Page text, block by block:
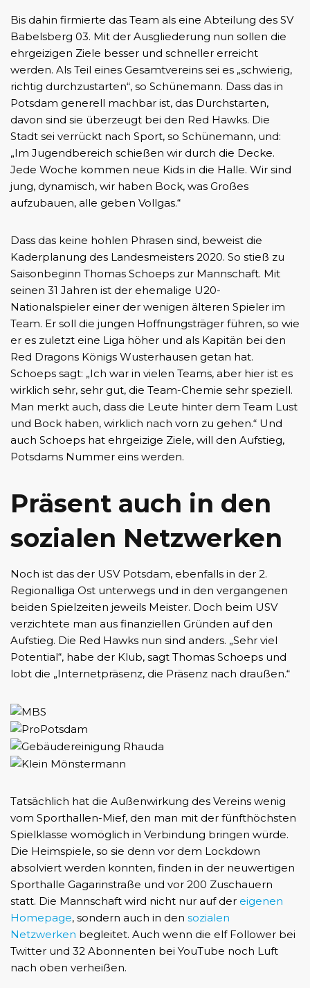
Bis dahin firmierte das Team als eine Abteilung des SV
Babelsberg 03. Mit der Ausgliederung nun sollen die
ehrgeizigen Ziele besser und schneller erreicht
werden. Als Teil eines Gesamtvereins sei es „schwierig,
richtig durchzustarten“, so Schünemann. Dass das in
Potsdam generell machbar ist, das Durchstarten,
davon sind sie überzeugt bei den Red Hawks. Die
Stadt sei verrückt nach Sport, so Schünemann, und:
„Im Jugendbereich schießen wir durch die Decke.
Jede Woche kommen neue Kids in die Halle. Wir sind
jung, dynamisch, wir haben Bock, was Großes
aufzubauen, alle geben Vollgas.“
Dass das keine hohlen Phrasen sind, beweist die
Kaderplanung des Landesmeisters 2020. So stieß zu
Saisonbeginn Thomas Schoeps zur Mannschaft. Mit
seinen 31 Jahren ist der ehemalige U20-
Nationalspieler einer der wenigen älteren Spieler im
Team. Er soll die jungen Hoffnungsträger führen, so wie
er es zuletzt eine Liga höher und als Kapitän bei den
Red Dragons Königs Wusterhausen getan hat.
Schoeps sagt: „Ich war in vielen Teams, aber hier ist es
wirklich sehr, sehr gut, die Team-Chemie sehr speziell.
Man merkt auch, dass die Leute hinter dem Team Lust
und Bock haben, wirklich nach vorn zu gehen.“ Und
auch Schoeps hat ehrgeizige Ziele, will den Aufstieg,
Potsdams Nummer eins werden.
Präsent auch in den
sozialen Netzwerken
Noch ist das der USV Potsdam, ebenfalls in der 2.
Regionalliga Ost unterwegs und in den vergangenen
beiden Spielzeiten jeweils Meister. Doch beim USV
verzichtete man aus finanziellen Gründen auf den
Aufstieg. Die Red Hawks nun sind anders. „Sehr viel
Potential“, habe der Klub, sagt Thomas Schoeps und
lobt die „Internetpräsenz, die Präsenz nach draußen.“
Tatsächlich hat die Außenwirkung des Vereins wenig
vom Sporthallen-Mief, den man mit der fünfthöchsten
Spielklasse womöglich in Verbindung bringen würde.
Die Heimspiele, so sie denn vor dem Lockdown
absolviert werden konnten, finden in der neuwertigen
Sporthalle Gagarinstraße und vor 200 Zuschauern
statt. Die Mannschaft wird nicht nur auf der eigenen
Homepage, sondern auch in den sozialen
Netzwerken begleitet. Auch wenn die elf Follower bei
Twitter und 32 Abonnenten bei YouTube noch Luft
nach oben verheißen.